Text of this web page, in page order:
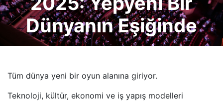
Dünyanın Eşiğinde
Tüm dünya yeni bir oyun alanına giriyor.
Teknoloji, kültür, ekonomi ve iş yapış modelleri